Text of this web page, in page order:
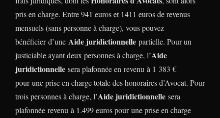
pris en charge. Entre 941 euros et 1411 euros de revenus
mensuels (sans personne à charge), vous pouvez
bénéficier d’une Aide juridictionnelle partielle. Pour un
justiciable ayant deux personnes à charge, l’Aide
juridictionnelle sera plafonnée en revenu à 1 383 €
pour une prise en charge totale des honoraires d’Avocat. Pour
trois personnes à charge, l’Aide juridictionnelle sera
plafonnée revenu à 1.499 euros pour une prise en charge